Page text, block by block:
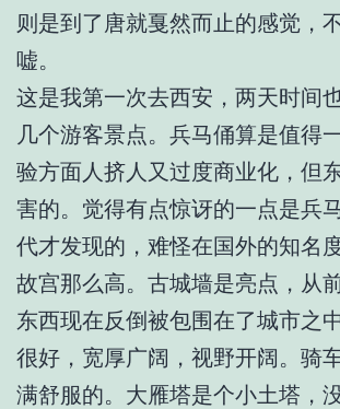
则是到了唐就戛然而止的感觉，
嘘。
这是我第一次去西安，两天时间
几个游客景点。兵马俑算是值得
验方面人挤人又过度商业化，但
害的。觉得有点惊讶的一点是兵
代才发现的，难怪在国外的知名
故宫那么高。古城墙是亮点，从
东西现在反倒被包围在了城市之
很好，宽厚广阔，视野开阔。骑
满舒服的。大雁塔是个小土塔，